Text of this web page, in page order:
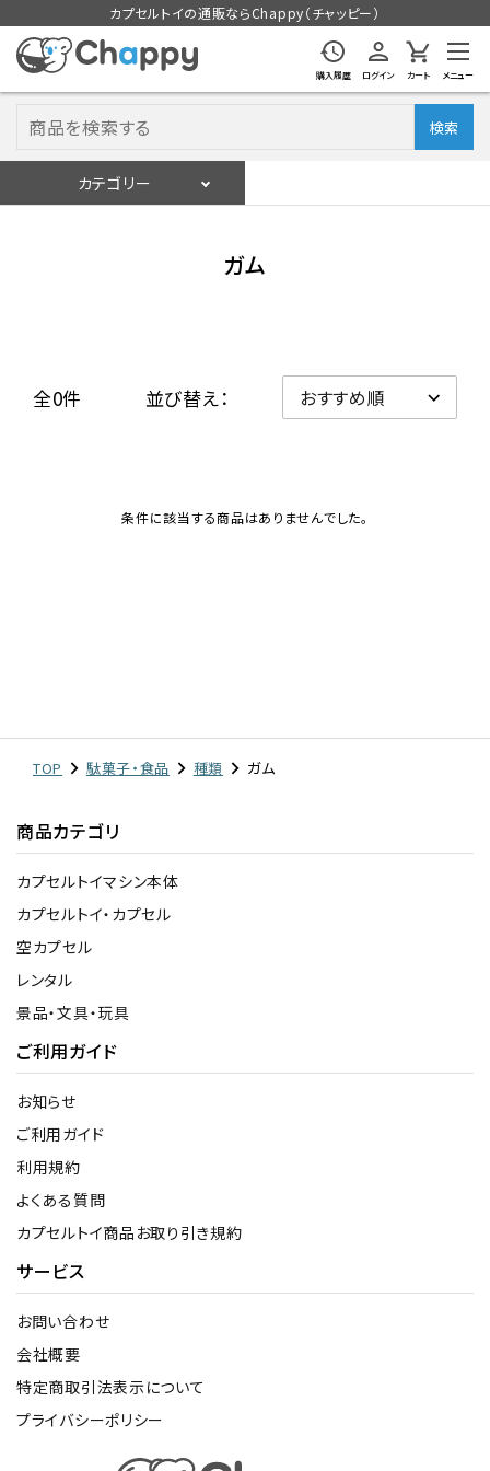
カプセルトイの通販ならChappy（チャッピー）
購入履歴 ログイン カート メニュー
検索
カテゴリー
よくあるご質問
06-6282-7659
ガム
全0件 並び替え：
条件に該当する商品はありませんでした。
TOP 駄菓子・食品 種類 ガム
商品カテゴリ
カプセルトイマシン本体
カプセルトイ・カプセル
空カプセル
レンタル
景品・文具・玩具
ご利用ガイド
お知らせ
ご利用ガイド
利用規約
よくある質問
カプセルトイ商品お取り引き規約
サービス
お問い合わせ
会社概要
特定商取引法表示について
プライバシーポリシー